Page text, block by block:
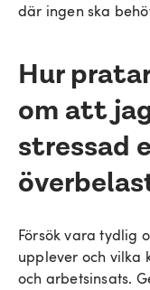
där ingen ska
Hur
om att
stressad
Försök vara tydlig
upplever och vilka
och arbetsinsats.